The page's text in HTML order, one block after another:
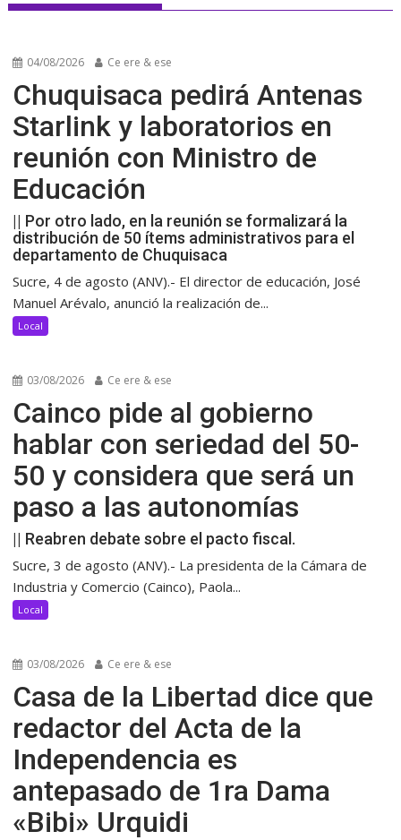
04/08/2026 Ce ere & ese
Chuquisaca pedirá Antenas
Starlink y laboratorios en
reunión con Ministro de
Educación
|| Por otro lado, en la reunión se formalizará la
distribución de 50 ítems administrativos para el
departamento de Chuquisaca
Sucre, 4 de agosto (ANV).- El director de educación, José
Manuel Arévalo, anunció la realización de...
Local
03/08/2026 Ce ere & ese
Cainco pide al gobierno
hablar con seriedad del 50-
50 y considera que será un
paso a las autonomías
|| Reabren debate sobre el pacto fiscal.
Sucre, 3 de agosto (ANV).- La presidenta de la Cámara de
Industria y Comercio (Cainco), Paola...
Local
03/08/2026 Ce ere & ese
Casa de la Libertad dice que
redactor del Acta de la
Independencia es
antepasado de 1ra Dama
«Bibi» Urquidi